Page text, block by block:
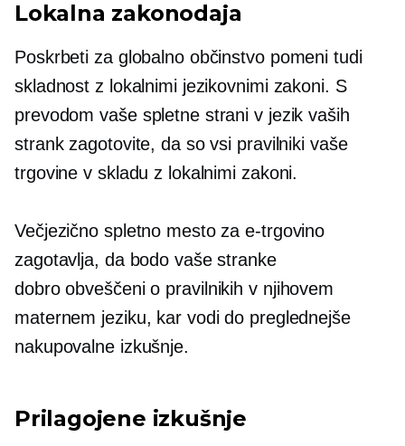
Lokalna zakonodaja
Poskrbeti za globalno občinstvo pomeni tudi
skladnost z lokalnimi jezikovnimi zakoni. S
prevodom vaše spletne strani v jezik vaših
strank zagotovite, da so vsi pravilniki vaše
trgovine v skladu z lokalnimi zakoni.
Večjezično spletno mesto za e-trgovino
zagotavlja, da bodo vaše stranke
dobro obveščenio pravilnikih v njihovem
maternem jeziku, kar vodi do preglednejše
nakupovalne izkušnje.
Prilagojene izkušnje